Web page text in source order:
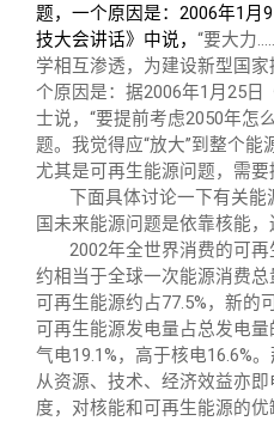
题，一个原因是：2006年1月
技大会讲话》中说， “要大力
学相互渗透，为建设新型国
个原因是：据2006年1月25
士说，“要提前考虑2050年怎
题。我觉得应“放大”到整个能
尤其是可再生能源问题，需要
下面具体讨论一下有关
国未来能源问题是依靠核能，
2002年全世界消费的可再
约相当于全球一次能源消费
可再生能源约占77.5%，新的
可再生能源发电量占总发电量
气电19.1%，高于核电16.6%
从资源、技术、经济效益亦
度，对核能和可再生能源的